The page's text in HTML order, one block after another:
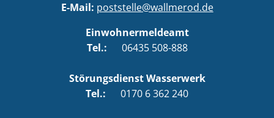
E-Mail: poststelle@wallmerod.de
Einwohnermeldeamt
Tel.: 06435 508-888
Störungsdienst Wasserwerk
Tel.: 0170 6 362 240